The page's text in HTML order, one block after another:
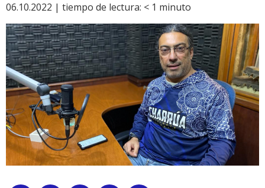
06.10.2022 | tiempo de lectura: < 1 minuto